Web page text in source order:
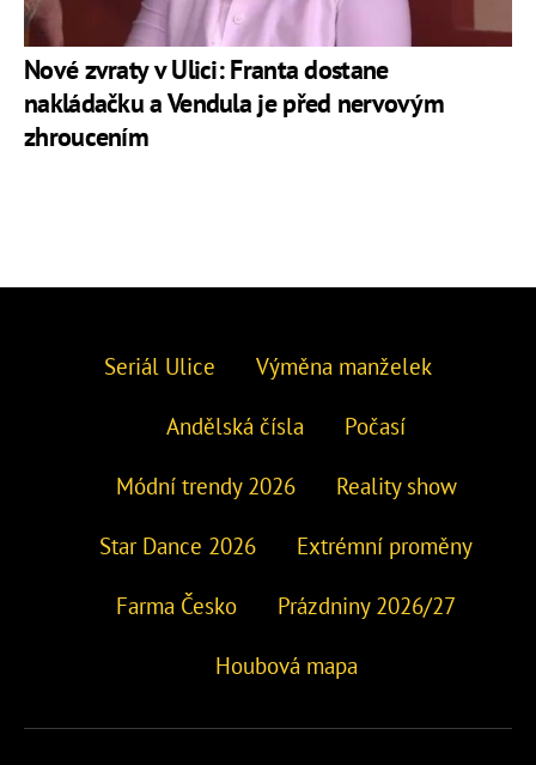
Nové zvraty v Ulici: Franta dostane
nakládačku a Vendula je před nervovým
zhroucením
Seriál Ulice Výměna manželek
Andělská čísla Počasí
Módní trendy 2026 Reality show
Star Dance 2026 Extrémní proměny
Farma Česko Prázdniny 2026/27
Houbová mapa